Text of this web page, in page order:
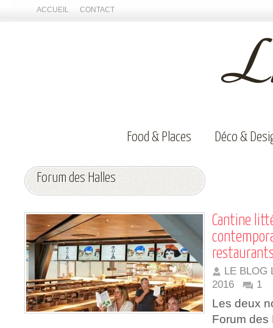
ACCUEIL CONTACT
Food & Places Déco &
Forum des Halles
Cantine
LE BLOG
2016
1
Les deux
Forum des